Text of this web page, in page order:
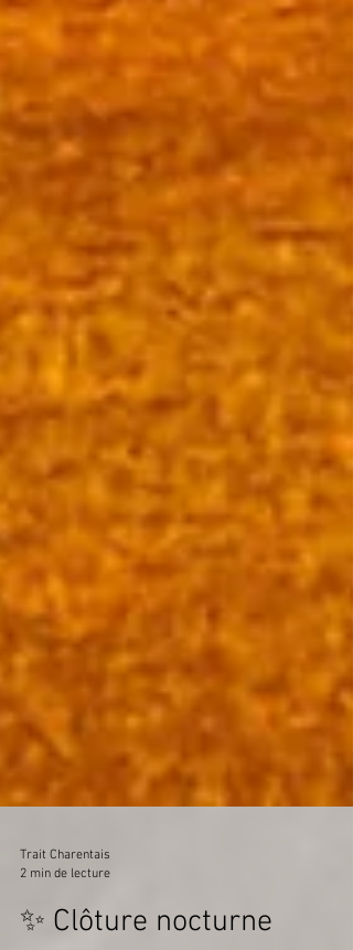
2 min de lecture